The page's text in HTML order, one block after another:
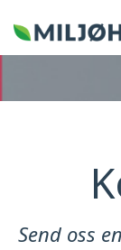
Send oss